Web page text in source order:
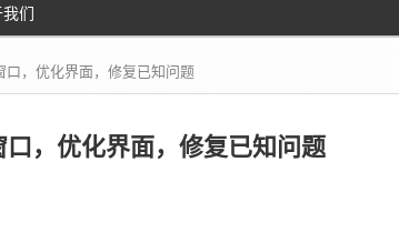
们
，优化界面，修复已知问题
，优化界面，修复已知问题